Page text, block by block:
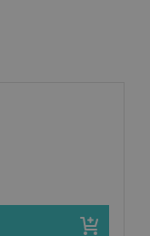
, zsír- és
védelme akkor
felület első védelme
olajat kell felvinni. A
van szükség, így azt
használjon
időjárásnak kitett